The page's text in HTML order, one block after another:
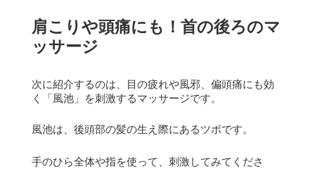
肩こりや頭痛にも！首の後ろのマ
ッサージ
次に紹介するのは、目の疲れや風邪、偏頭痛にも効
く「風池」を刺激するマッサージです。
風池は、後頭部の髪の生え際にあるツボです。
手のひら全体や指を使って、刺激してみてくださ